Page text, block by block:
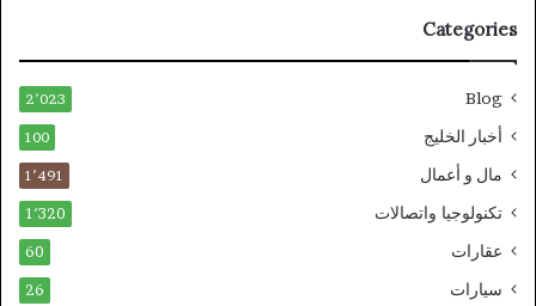
Categories
Blog 2٬023
أخبار الخليج 100
مال و أعمال 1٬491
تكنولوجيا واتصالات 1٬320
عقارات 60
سيارات 26